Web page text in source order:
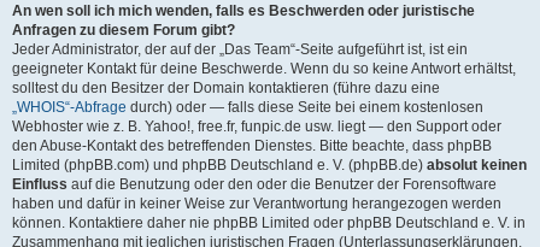
An wen soll ich mich wenden, falls es Beschwerden oder juristische
Anfragen zu diesem Forum gibt?
Jeder Administrator, der auf der „Das Team“-Seite aufgeführt ist, ist ein
geeigneter Kontakt für deine Beschwerde. Wenn du so keine Antwort erhältst,
solltest du den Besitzer der Domain kontaktieren (führe dazu eine
„WHOIS“-Abfrage durch) oder — falls diese Seite bei einem kostenlosen
Webhoster wie z. B. Yahoo!, free.fr, funpic.de usw. liegt — den Support oder
den Abuse-Kontakt des betreffenden Dienstes. Bitte beachte, dass phpBB
Limited (phpBB.com) und phpBB Deutschland e. V. (phpBB.de) absolut keinen
Einfluss auf die Benutzung oder den oder die Benutzer der Forensoftware
haben und dafür in keiner Weise zur Verantwortung herangezogen werden
können. Kontaktiere daher nie phpBB Limited oder phpBB Deutschland e. V. in
Zusammenhang mit jeglichen juristischen Fragen (Unterlassungserklärungen,